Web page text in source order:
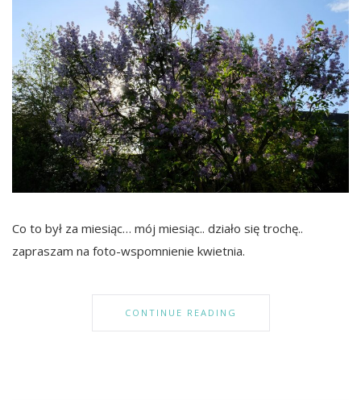
Co to był za miesiąc… mój miesiąc.. działo się trochę..
zapraszam na foto-wspomnienie kwietnia.
CONTINUE READING